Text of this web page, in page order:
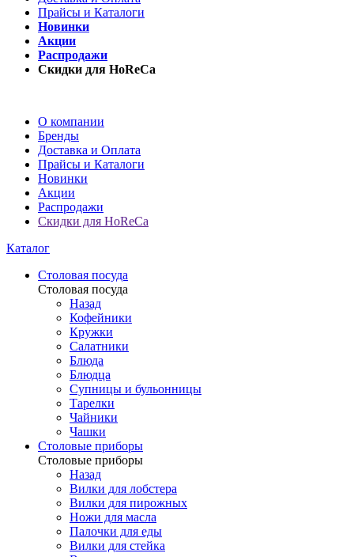
Прайсы и Каталоги
Новинки
Акции
Распродажи
Скидки для HoReCa
О компании
Бренды
Доставка и Оплата
Прайсы и Каталоги
Новинки
Акции
Распродажи
Скидки для HoReCa
Каталог
Столовая посуда
Столовая посуда
Назад
Кофейники
Кружки
Салатники
Блюда
Блюдца
Супницы и бульонницы
Тарелки
Чайники
Чашки
Cтоловые приборы
Cтоловые приборы
Назад
Вилки для лобстера
Вилки для пирожных
Ножи для масла
Палочки для еды
Вилки для стейка